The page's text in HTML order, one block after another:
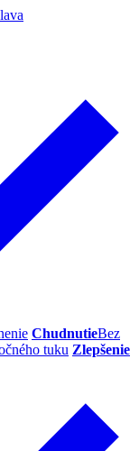
ChudnutieBez
tuku Zlepšenie